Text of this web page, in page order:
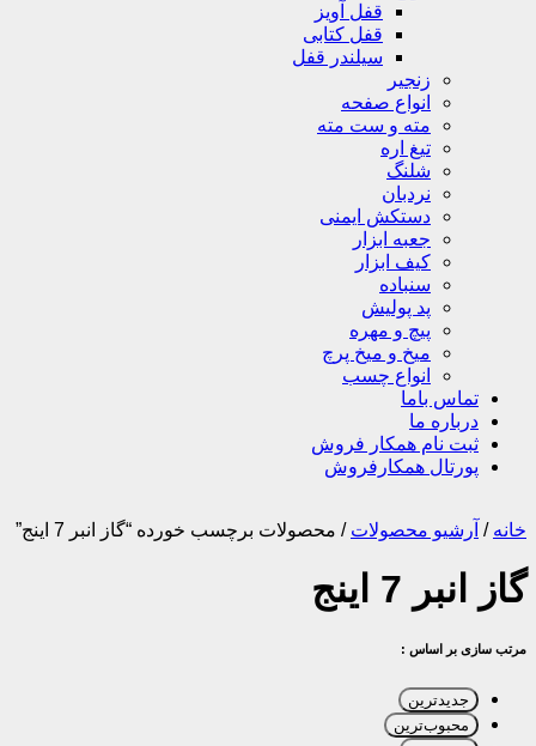
قفل آویز
قفل کتابی
سیلندر قفل
زنجیر
انواع صفحه
مته و ست مته
تیغ اره
شلنگ
نردبان
دستکش ایمنی
جعبه ابزار
کیف ابزار
سنباده
پد پولیش
پیچ و مهره
میخ و میخ پرچ
انواع چسب
تماس باما
درباره ما
ثبت نام همکار فروش
پورتال همکارفروش
خانه / آرشیو محصولات / محصولات برچسب خورده “گاز انبر 7 اینج”
گاز انبر 7 اینج
مرتب سازی بر اساس :
جدیدترین
محبوب‌ترین